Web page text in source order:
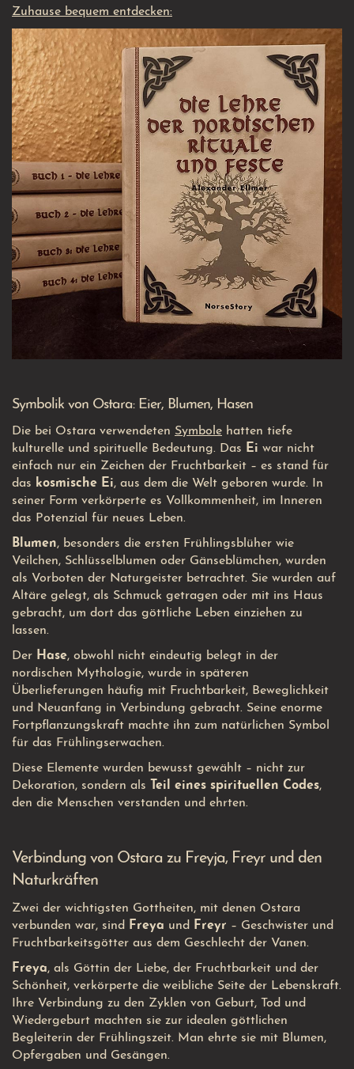
Zuhause bequem entdecken:
Symbolik von Ostara: Eier, Blumen, Hasen
Die bei Ostara verwendeten Symbole hatten tiefe
kulturelle und spirituelle Bedeutung. Das Ei war nicht
einfach nur ein Zeichen der Fruchtbarkeit – es stand für
das kosmische Ei, aus dem die Welt geboren wurde. In
seiner Form verkörperte es Vollkommenheit, im Inneren
das Potenzial für neues Leben.
Blumen, besonders die ersten Frühlingsblüher wie
Veilchen, Schlüsselblumen oder Gänseblümchen, wurden
als Vorboten der Naturgeister betrachtet. Sie wurden auf
Altäre gelegt, als Schmuck getragen oder mit ins Haus
gebracht, um dort das göttliche Leben einziehen zu
lassen.
Der Hase, obwohl nicht eindeutig belegt in der
nordischen Mythologie, wurde in späteren
Überlieferungen häufig mit Fruchtbarkeit, Beweglichkeit
und Neuanfang in Verbindung gebracht. Seine enorme
Fortpflanzungskraft machte ihn zum natürlichen Symbol
für das Frühlingserwachen.
Diese Elemente wurden bewusst gewählt – nicht zur
Dekoration, sondern als
Teil eines spirituellen Codes,
den die Menschen verstanden und ehrten.
Verbindung von Ostara zu Freyja, Freyr und den
Naturkräften
Zwei der wichtigsten Gottheiten, mit denen Ostara
verbunden war, sind
Freya und Freyr – Geschwister und
Fruchtbarkeitsgötter aus dem Geschlecht der Vanen.
Freya, als Göttin der Liebe, der Fruchtbarkeit und der
Schönheit, verkörperte die weibliche Seite der Lebenskraft.
Ihre Verbindung zu den Zyklen von Geburt, Tod und
Wiedergeburt machten sie zur idealen göttlichen
Begleiterin der Frühlingszeit. Man ehrte sie mit Blumen,
Opfergaben und Gesängen.